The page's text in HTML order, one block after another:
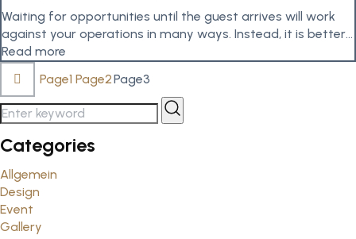
Waiting for opportunities until the guest arrives will work
against your operations in many ways. Instead, it is better
to...
Read more
Page1 Page2Page3
Categories
Allgemein
Design
Event
Gallery